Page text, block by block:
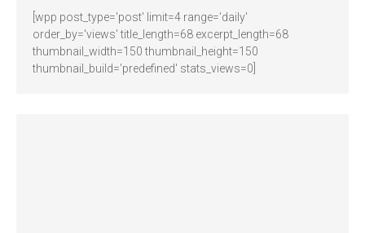
[wpp post_type='post' limit=4 range='daily'
order_by='views' title_length=68 excerpt_length=68
thumbnail_width=150 thumbnail_height=150
thumbnail_build='predefined' stats_views=0]